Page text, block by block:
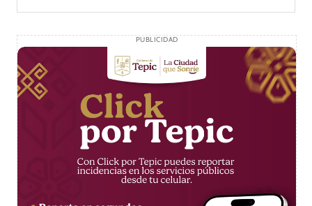
PUBLICIDAD